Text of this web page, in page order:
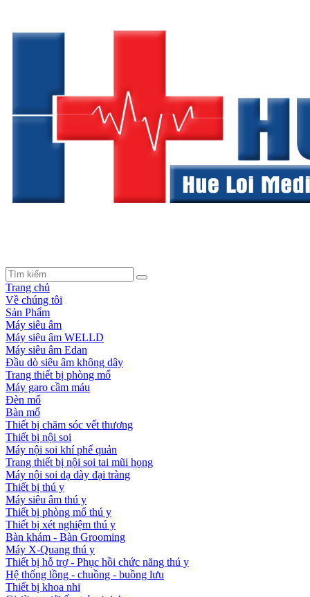
Trang chủ
Về chúng tôi
Sản Phẩm
Máy siêu âm
Máy siêu âm WELLD
Máy siêu âm Edan
Đầu dò siêu âm không dây
Trang thiết bị phòng mổ
Máy garo cầm máu
Đèn mổ
Bàn mổ
Thiết bị chăm sóc vết thương
Thiết bị nội soi
Máy nội soi khí phế quản
Trang thiết bị nội soi tai mũi họng
Máy nội soi dạ dày đại tràng
Thiết bị thú y
Máy siêu âm thú y
Thiết bị phòng mổ thú y
Thiết bị xét nghiệm thú y
Bàn khám - Bàn Grooming
Máy X-Quang thú y
Thiết bị hỗ trợ - Phục hồi chức năng thú y
Hệ thống lồng - chuồng - buồng lưu
Thiết bị khoa nhi